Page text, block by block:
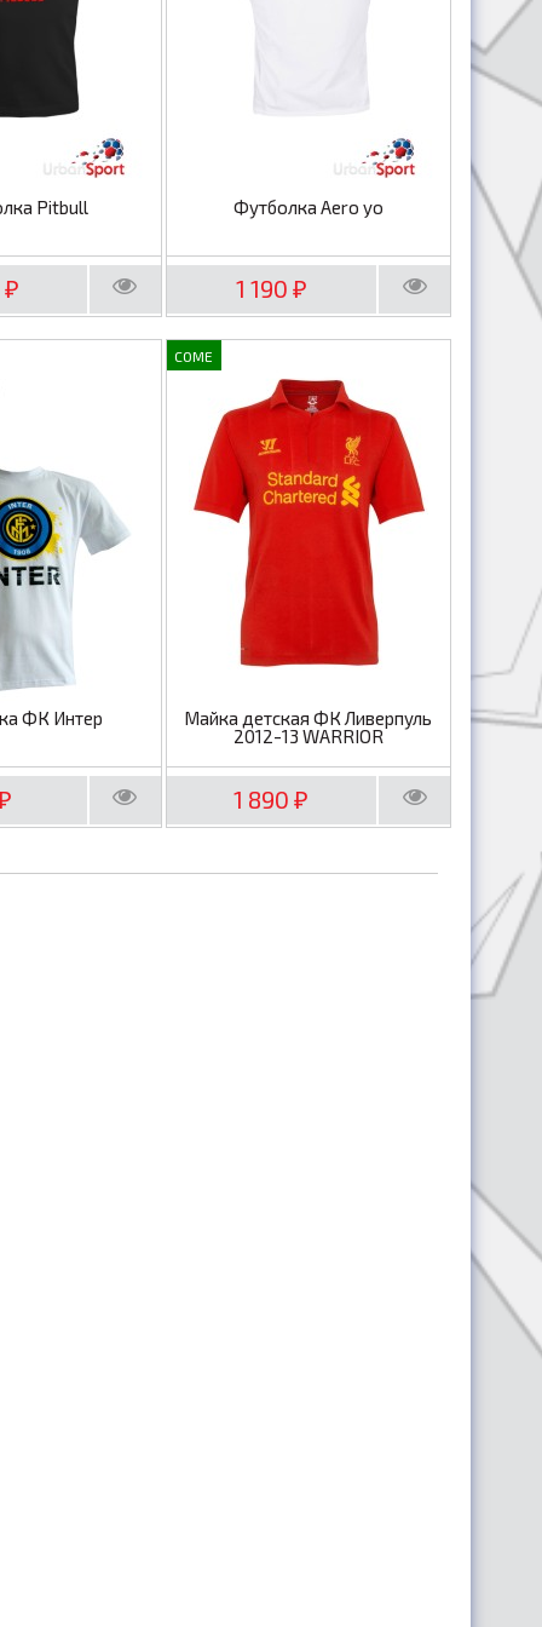
Pitbull
₽
Футболка Aero yo
1 190 ₽
ФК Интер
COME
Майка детская ФК Ливерпуль
2012-13 WARRIOR
1 890₽